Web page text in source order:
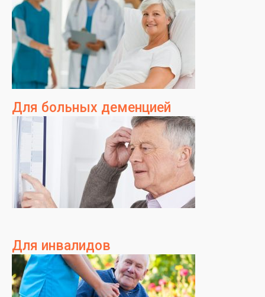
Для больных деменцией
Для инвалидов